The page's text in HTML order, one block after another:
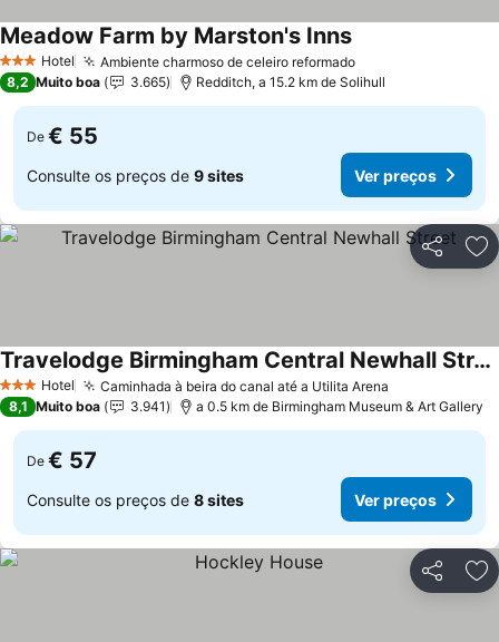
3 EstrelasHotel Ambiente charmoso de celeiro reformado
Meadow Farm by Marston's Inns
8,2 Muito boa 3.665 Redditch, a 15.2 km de Solihull
De € 55
Consulte os preços de 9 sites Ver preços
Partilhar
3 EstrelasHotel Caminhada à beira do canal até a Utilita Arena
Travelodge Birmingham Central Newhall Street
8,1 Muito boa 3.941 a 0.5 km de Birmingham Museum & Art Gallery
De € 57
Consulte os preços de 8 sites Ver preços
Partilhar